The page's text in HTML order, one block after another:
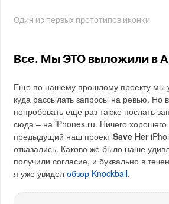
Один из первых прототипов иконки
Все. Мы ЭТО выложили в
Еще по нашему прошлому проекту мы
куда рассылать запросы на ревью. Но
попробовать еще раз также послать
сюда – на iPhones.ru. Ничего
предыдущий наш проектSave Her
отказались. Каково же было наше
получили согласие, и буквально в
я уже увиделобзор Knockball.